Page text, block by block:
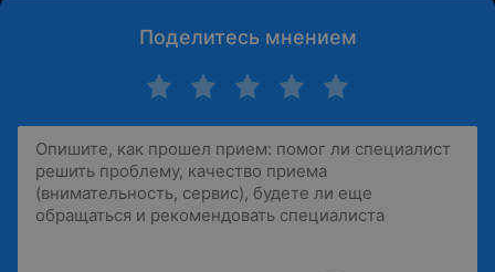
Поделитесь мнением